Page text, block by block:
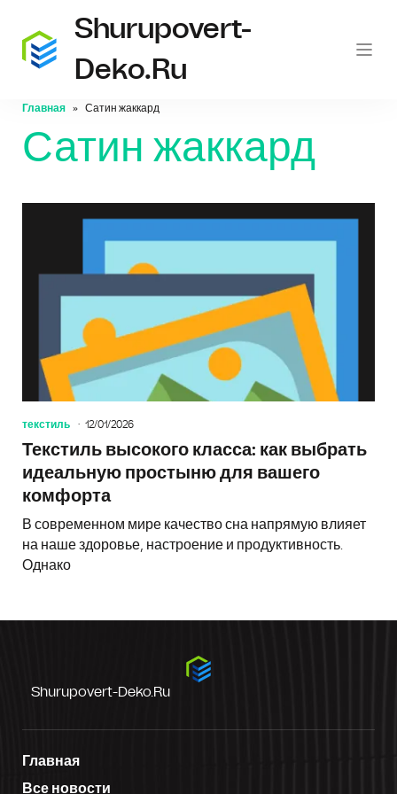
Shurupovert-
Deko.ru
Главная Сатин жаккард
Сатин жаккард
текстиль 12/01/2026
Текстиль высокого класса: как выбрать
идеальную простыню для вашего
комфорта
В современном мире качество сна напрямую влияет
на наше здоровье, настроение и продуктивность.
Однако
Shurupovert-Deko.ru
Главная
Все новости